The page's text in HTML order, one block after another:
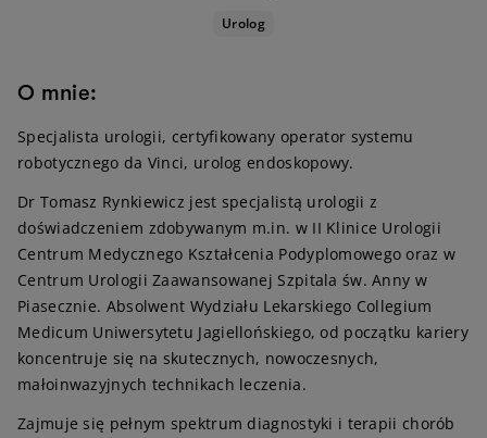
Urolog
O mnie:
Specjalista urologii, certyfikowany operator systemu
robotycznego da Vinci, urolog endoskopowy.
Dr Tomasz Rynkiewicz jest specjalistą urologii z
doświadczeniem zdobywanym m.in. w II Klinice Urologii
Centrum Medycznego Kształcenia Podyplomowego oraz w
Centrum Urologii Zaawansowanej Szpitala św. Anny w
Piasecznie. Absolwent Wydziału Lekarskiego Collegium
Medicum Uniwersytetu Jagiellońskiego, od początku kariery
koncentruje się na skutecznych, nowoczesnych,
małoinwazyjnych technikach leczenia.
Zajmuje się pełnym spektrum diagnostyki i terapii chorób